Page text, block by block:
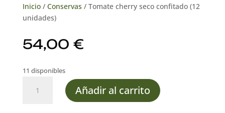
Inicio/ Conservas / Tomate cherry seco confitado (12
unidades)
54,00 €
11 disponibles
cherry
Añadir al carrito